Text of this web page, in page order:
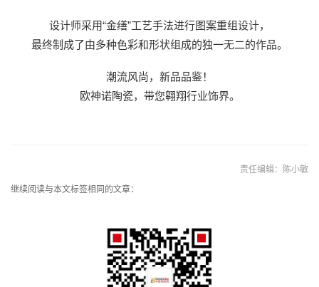
设计师采用“金缮”工艺手法进行图案重组设计，
最终制成了由多种色彩和形状组成的独一无二的作品。
潮流风尚，新品品鉴！
欧神诺陶瓷，带您翱翔行业饰界。
责任编辑：陈小敏
继续阅读与本文标签相同的文章：